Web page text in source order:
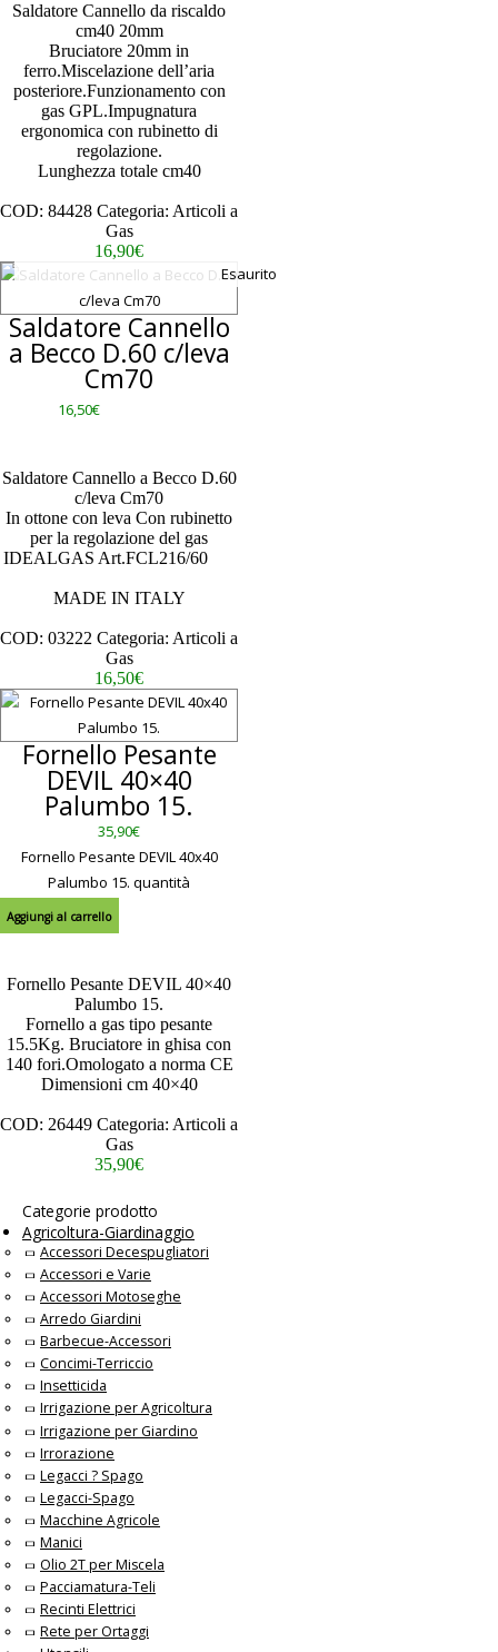
Categorie prodotto
Agricoltura-Giardinaggio
Accessori Decespugliatori
Accessori e Varie
Accessori Motoseghe
Arredo Giardini
Barbecue-Accessori
Concimi-Terriccio
Insetticida
Irrigazione per Agricoltura
Irrigazione per Giardino
Irrorazione
Legacci ? Spago
Legacci-Spago
Macchine Agricole
Manici
Olio 2T per Miscela
Pacciamatura-Teli
Recinti Elettrici
Rete per Ortaggi
Saldatore Cannello da riscaldo
cm40 20mm
Bruciatore 20mm in
ferro.Miscelazione dell’aria
posteriore.Funzionamento con
gas GPL.Impugnatura
ergonomica con rubinetto di
regolazione.
Lunghezza totale cm40
COD: 84428 Categoria: Articoli a
Gas
16,90€
Esaurito
Saldatore Cannello
a Becco D.60 c/leva
Cm70
16,50€
Saldatore Cannello a Becco D.60
c/leva Cm70
In ottone con leva Con rubinetto
per la regolazione del gas
IDEALGAS Art.FCL216/60
MADE IN ITALY
COD: 03222 Categoria: Articoli a
Gas
16,50€
Fornello Pesante
DEVIL 40×40
Palumbo 15.
35,90€
Fornello Pesante DEVIL 40x40
Palumbo 15. quantità
Aggiungi al carrello
Fornello Pesante DEVIL 40×40
Palumbo 15.
Fornello a gas tipo pesante
15.5Kg. Bruciatore in ghisa con
140 fori.Omologato a norma CE
Dimensioni cm 40×40
COD: 26449 Categoria: Articoli a
Gas
35,90€